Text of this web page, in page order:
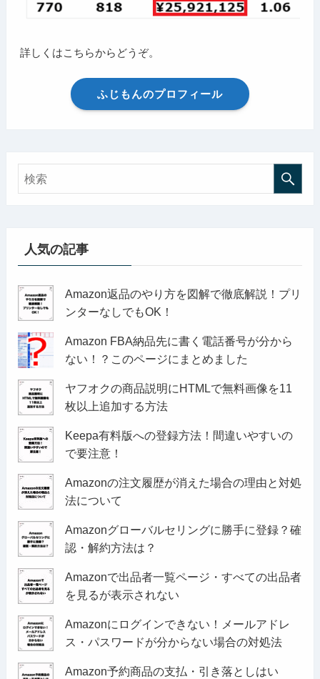
詳しくはこちらからどうぞ。
ふじもんのプロフィール
人気の記事
Amazon返品のやり方を図解で徹底解説！プリ
ンターなしでもOK！
Amazon FBA納品先に書く電話番号が分から
ない！？このページにまとめました
ヤフオクの商品説明にHTMLで無料画像を11
枚以上追加する方法
Keepa有料版への登録方法！間違いやすいの
で要注意！
Amazonの注文履歴が消えた場合の理由と対処
法について
Amazonグローバルセリングに勝手に登録？確
認・解約方法は？
Amazonで出品者一覧ページ・すべての出品者
を見るが表示されない
Amazonにログインできない！メールアドレ
ス・パスワードが分からない場合の対処法
Amazon予約商品の支払・引き落としはい